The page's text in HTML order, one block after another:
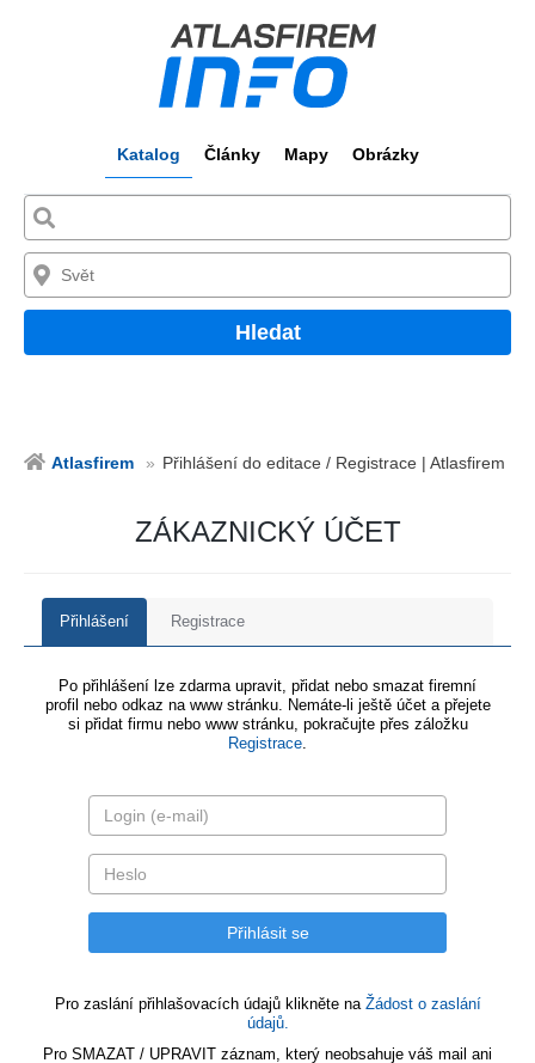
Katalog Články Mapy Obrázky
Hledat
Atlasfirem Přihlášení do editace / Registrace | Atlasfirem
ZÁKAZNICKÝ ÚČET
Přihlášení Registrace
Po přihlášení lze zdarma upravit, přidat nebo smazat firemní
profil nebo odkaz na www stránku. Nemáte-li ještě účet a přejete
si přidat firmu nebo www stránku, pokračujte přes záložku
Registrace.
Pro zaslání přihlašovacích údajů klikněte na Žádost o zaslání
údajů.
Pro SMAZAT / UPRAVIT záznam, který neobsahuje váš mail ani